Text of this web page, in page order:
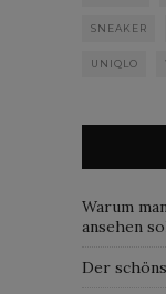
SNEAKER
UNIQLO
Warum
ansehen
Der